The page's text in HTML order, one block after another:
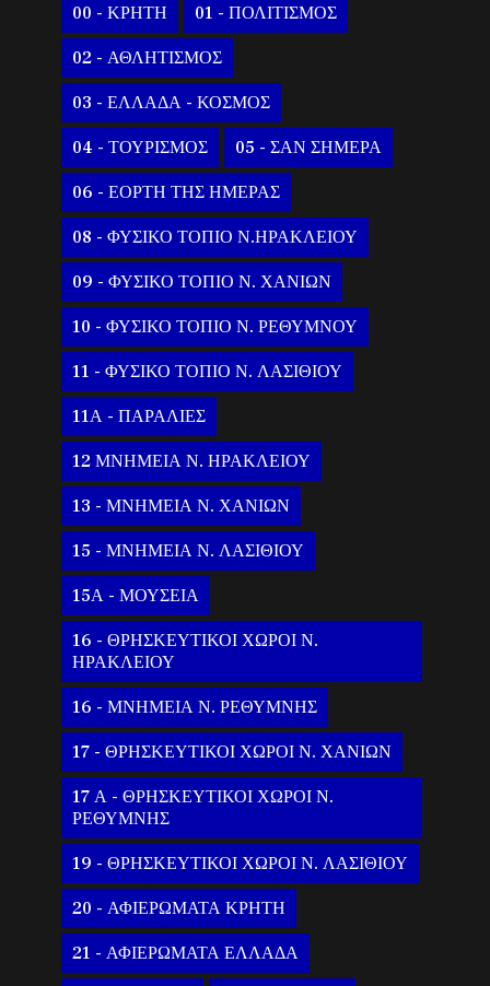
00 - ΚΡΗΤΗ 01 - ΠΟΛΙΤΙΣΜΟΣ
02 - ΑΘΛΗΤΙΣΜΟΣ
03 - ΕΛΛΑΔΑ - ΚΟΣΜΟΣ
04 - ΤΟΥΡΙΣΜΟΣ 05 - ΣΑΝ ΣΗΜΕΡΑ
06 - ΕΟΡΤΗ ΤΗΣ ΗΜΕΡΑΣ
08 - ΦΥΣΙΚΟ ΤΟΠΙΟ Ν.ΗΡΑΚΛΕΙΟΥ
09 - ΦΥΣΙΚΟ ΤΟΠΙΟ Ν. ΧΑΝΙΩΝ
10 - ΦΥΣΙΚΟ ΤΟΠΙΟ Ν. ΡΕΘΥΜΝΟΥ
11 - ΦΥΣΙΚΟ ΤΟΠΙΟ Ν. ΛΑΣΙΘΙΟΥ
11Α - ΠΑΡΑΛΙΕΣ
12 ΜΝΗΜΕΙΑ Ν. ΗΡΑΚΛΕΙΟΥ
13 - ΜΝΗΜΕΙΑ Ν. ΧΑΝΙΩΝ
15 - ΜΝΗΜΕΙΑ Ν. ΛΑΣΙΘΙΟΥ
15Α - ΜΟΥΣΕΙΑ
16 - ΘΡΗΣΚΕΥΤΙΚΟΙ ΧΩΡΟΙ Ν.
ΗΡΑΚΛΕΙΟΥ
16 - ΜΝΗΜΕΙΑ Ν. ΡΕΘΥΜΝΗΣ
17 - ΘΡΗΣΚΕΥΤΙΚΟΙ ΧΩΡΟΙ Ν. ΧΑΝΙΩΝ
17 Α - ΘΡΗΣΚΕΥΤΙΚΟΙ ΧΩΡΟΙ Ν.
ΡΕΘΥΜΝΗΣ
19 - ΘΡΗΣΚΕΥΤΙΚΟΙ ΧΩΡΟΙ Ν. ΛΑΣΙΘΙΟΥ
20 - ΑΦΙΕΡΩΜΑΤΑ ΚΡΗΤΗ
21 - ΑΦΙΕΡΩΜΑΤΑ ΕΛΛΑΔΑ